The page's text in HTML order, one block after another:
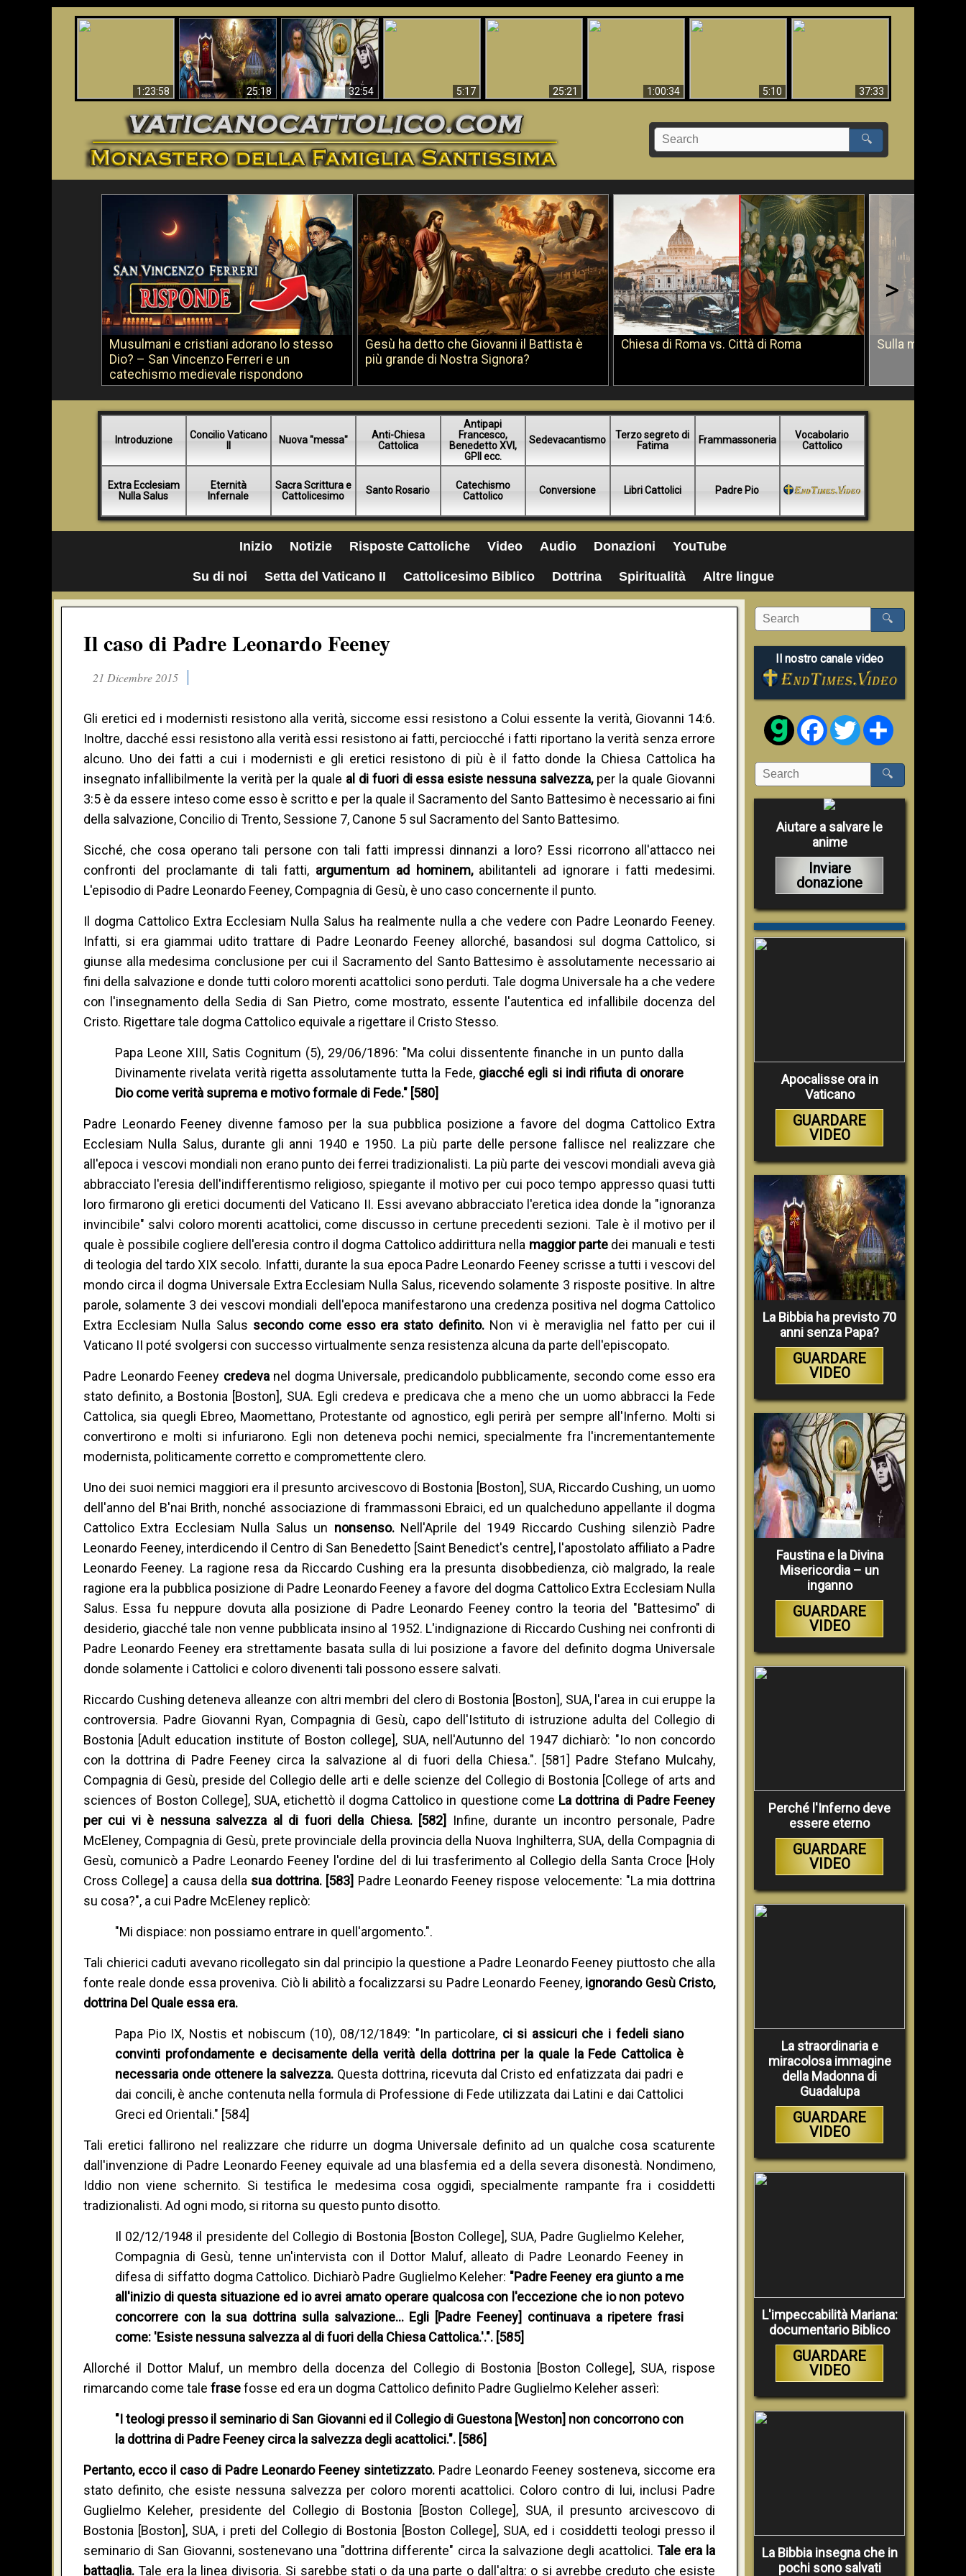
1:23:58 25:18
La Bibbia ha previsto
70 anni senza Papa?
32:54
Faustina e la Divina
Misericordia – un
inganno
5:17
25:21
1:00:34
5:10
37:33
🔍
Musulmani e cristiani adorano lo stesso
Dio? – San Vincenzo Ferreri e un
catechismo medievale rispondono
Gesù ha detto che Giovanni il Battista è
più grande di Nostra Signora?
Chiesa di Roma vs. Città di Roma Sulla morte di
>
Introduzione
Concilio Vaticano
Nuova "messa"
Anti-Chiesa
Cattolica
Antipapi
Francesco,
Benedetto XVI,
GPII ecc.
Sedevacantismo
Terzo segreto di
Fatima
Frammassoneria
Vocabolario
Cattolico
Extra Ecclesiam
Nulla Salus
Eternità
Infernale
Sacra Scrittura e
Cattolicesimo
Santo Rosario
Catechismo
Cattolico
Conversione Libri Cattolici Padre Pio
Inizio Notizie Risposte Cattoliche Video Audio Donazioni YouTube
Su di noi Setta del Vaticano II Cattolicesimo Biblico Dottrina Spiritualità Altre lingue
Il caso di Padre Leonardo Feeney
21 Dicembre 2015
Gli eretici ed i modernisti resistono alla verità, siccome essi resistono a Colui essente la verità, Giovanni 14:6.
Inoltre, dacché essi resistono alla verità essi resistono ai fatti, perciocché i fatti riportano la verità senza errore
alcuno. Uno dei fatti a cui i modernisti e gli eretici resistono di più è il fatto donde la Chiesa Cattolica ha
insegnato infallibilmente la verità per la quale al di fuori di essa esiste nessuna salvezza,per la quale Giovanni
3:5 è da essere inteso come esso è scritto e per la quale il Sacramento del Santo Battesimo è necessario ai fini
della salvazione, Concilio di Trento, Sessione 7, Canone 5 sul Sacramento del Santo Battesimo.
Sicché, che cosa operano tali persone con tali fatti impressi dinnanzi a loro? Essi ricorrono all'attacco nei
confronti del proclamante di tali fatti, argumentum ad hominem, abilitanteli ad ignorare i fatti medesimi.
L'episodio di Padre Leonardo Feeney, Compagnia di Gesù, è uno caso concernente il punto.
Il dogma Cattolico Extra Ecclesiam Nulla Salus ha realmente nulla a che vedere con Padre Leonardo Feeney.
Infatti, si era giammai udito trattare di Padre Leonardo Feeney allorché, basandosi sul dogma Cattolico, si
giunse alla medesima conclusione per cui il Sacramento del Santo Battesimo è assolutamente necessario ai
fini della salvazione e donde tutti coloro morenti acattolici sono perduti. Tale dogma Universale ha a che vedere
con l'insegnamento della Sedia di San Pietro, come mostrato, essente l'autentica ed infallibile docenza del
Cristo. Rigettare tale dogma Cattolico equivale a rigettare il Cristo Stesso.
Papa Leone XIII, Satis Cognitum (5), 29/06/1896: "Ma colui dissentente finanche in un punto dalla
Divinamente rivelata verità rigetta assolutamente tutta la Fede, giacché egli si indi rifiuta di onorare
Dio come verità suprema e motivo formale di Fede." [580]
Padre Leonardo Feeney divenne famoso per la sua pubblica posizione a favore del dogma Cattolico Extra
Ecclesiam Nulla Salus, durante gli anni 1940 e 1950. La più parte delle persone fallisce nel realizzare che
all'epoca i vescovi mondiali non erano punto dei ferrei tradizionalisti. La più parte dei vescovi mondiali aveva già
abbracciato l'eresia dell'indifferentismo religioso, spiegante il motivo per cui poco tempo appresso quasi tutti
loro firmarono gli eretici documenti del Vaticano II. Essi avevano abbracciato l'eretica idea donde la "ignoranza
invincibile" salvi coloro morenti acattolici, come discusso in certune precedenti sezioni. Tale è il motivo per il
quale è possibile cogliere dell'eresia contro il dogma Cattolico addirittura nella maggior parte dei manuali e testi
di teologia del tardo XIX secolo. Infatti, durante la sua epoca Padre Leonardo Feeney scrisse a tutti i vescovi del
mondo circa il dogma Universale Extra Ecclesiam Nulla Salus, ricevendo solamente 3 risposte positive. In altre
parole, solamente 3 dei vescovi mondiali dell'epoca manifestarono una credenza positiva nel dogma Cattolico
Extra Ecclesiam Nulla Salus secondo come esso era stato definito. Non vi è meraviglia nel fatto per cui il
Vaticano II poté svolgersi con successo virtualmente senza resistenza alcuna da parte dell'episcopato.
Padre Leonardo Feeney credeva nel dogma Universale, predicandolo pubblicamente, secondo come esso era
stato definito, a Bostonia [Boston], SUA. Egli credeva e predicava che a meno che un uomo abbracci la Fede
Cattolica, sia quegli Ebreo, Maomettano, Protestante od agnostico, egli perirà per sempre all'Inferno. Molti si
convertirono e molti si infuriarono. Egli non deteneva pochi nemici, specialmente fra l'incrementantemente
modernista, politicamente corretto e compromettente clero.
Uno dei suoi nemici maggiori era il presunto arcivescovo di Bostonia [Boston], SUA, Riccardo Cushing, un uomo
dell'anno del B'nai Brith, nonché associazione di frammassoni Ebraici, ed un qualcheduno appellante il dogma
Cattolico Extra Ecclesiam Nulla Salus un nonsenso. Nell'Aprile del 1949 Riccardo Cushing silenziò Padre
Leonardo Feeney, interdicendo il Centro di San Benedetto [Saint Benedict's centre], l'apostolato affiliato a Padre
Leonardo Feeney. La ragione resa da Riccardo Cushing era la presunta disobbedienza, ciò malgrado, la reale
ragione era la pubblica posizione di Padre Leonardo Feeney a favore del dogma Cattolico Extra Ecclesiam Nulla
Salus. Essa fu neppure dovuta alla posizione di Padre Leonardo Feeney contro la teoria del "Battesimo" di
desiderio, giacché tale non venne pubblicata insino al 1952. L'indignazione di Riccardo Cushing nei confronti di
Padre Leonardo Feeney era strettamente basata sulla di lui posizione a favore del definito dogma Universale
donde solamente i Cattolici e coloro divenenti tali possono essere salvati.
Riccardo Cushing deteneva alleanze con altri membri del clero di Bostonia [Boston], SUA, l'area in cui eruppe la
controversia. Padre Giovanni Ryan, Compagnia di Gesù, capo dell'Istituto di istruzione adulta del Collegio di
Bostonia [Adult education institute of Boston college], SUA, nell'Autunno del 1947 dichiarò: "Io non concordo
con la dottrina di Padre Feeney circa la salvazione al di fuori della Chiesa.". [581] Padre Stefano Mulcahy,
Compagnia di Gesù, preside del Collegio delle arti e delle scienze del Collegio di Bostonia [College of arts and
sciences of Boston College], SUA, etichettò il dogma Cattolico in questione come La dottrina di Padre Feeney
per cui vi è nessuna salvezza al di fuori della Chiesa. [582]
Infine, durante un incontro personale, Padre
McEleney, Compagnia di Gesù, prete provinciale della provincia della Nuova Inghilterra, SUA, della Compagnia di
Gesù, comunicò a Padre Leonardo Feeney l'ordine del di lui trasferimento al Collegio della Santa Croce [Holy
Cross College] a causa della sua dottrina. [583] Padre Leonardo Feeney rispose velocemente: "La mia dottrina
su cosa?", a cui Padre McEleney replicò:
"Mi dispiace: non possiamo entrare in quell'argomento.".
Tali chierici caduti avevano ricollegato sin dal principio la questione a Padre Leonardo Feeney piuttosto che alla
fonte reale donde essa proveniva. Ciò li abilitò a focalizzarsi su Padre Leonardo Feeney, ignorando Gesù Cristo,
dottrina Del Quale essa era.
Papa Pio IX, Nostis et nobiscum (10), 08/12/1849: "In particolare, ci si assicuri che i fedeli siano
convinti profondamente e decisamente della verità della dottrina per la quale la Fede Cattolica è
necessaria onde ottenere la salvezza. Questa dottrina, ricevuta dal Cristo ed enfatizzata dai padri e
dai concili, è anche contenuta nella formula di Professione di Fede utilizzata dai Latini e dai Cattolici
Greci ed Orientali." [584]
Tali eretici fallirono nel realizzare che ridurre un dogma Universale definito ad un qualche cosa scaturente
dall'invenzione di Padre Leonardo Feeney equivale ad una blasfemia ed a della severa disonestà. Nondimeno,
Iddio non viene schernito. Si testifica le medesima cosa oggidì, specialmente rampante fra i cosiddetti
tradizionalisti. Ad ogni modo, si ritorna su questo punto disotto.
Il 02/12/1948 il presidente del Collegio di Bostonia [Boston College], SUA, Padre Guglielmo Keleher,
Compagnia di Gesù, tenne un'intervista con il Dottor Maluf, alleato di Padre Leonardo Feeney in
difesa di siffatto dogma Cattolico. Dichiarò Padre Guglielmo Keleher: "Padre Feeney era giunto a me
all'inizio di questa situazione ed io avrei amato operare qualcosa con l'eccezione che io non potevo
concorrere con la sua dottrina sulla salvazione… Egli [Padre Feeney] continuava a ripetere frasi
come: 'Esiste nessuna salvezza al di fuori della Chiesa Cattolica.'.". [585]
Allorché il Dottor Maluf, un membro della docenza del Collegio di Bostonia [Boston College], SUA, rispose
rimarcando come tale frasefosse ed era un dogma Cattolico definito Padre Guglielmo Keleher asserì:
"I teologi presso il seminario di San Giovanni ed il Collegio di Guestona [Weston] non concorrono con
la dottrina di Padre Feeney circa la salvezza degli acattolici.". [586]
Pertanto, ecco il caso di Padre Leonardo Feeney sintetizzato. Padre Leonardo Feeney sosteneva, siccome era
stato definito, che esiste nessuna salvezza per coloro morenti acattolici. Coloro contro di lui, inclusi Padre
Guglielmo Keleher, presidente del Collegio di Bostonia [Boston College], SUA, il presunto arcivescovo di
Bostonia [Boston], SUA, i preti del Collegio di Bostonia [Boston College], SUA, ed i cosiddetti teologi presso il
seminario di San Giovanni, sostenevano una "dottrina differente" circa la salvazione degli acattolici. Tale era la
battaglia.Tale era la linea divisoria. Si sarebbe stati o da una parte o dall'altra: o si avrebbe creduto che esiste
🔍
Il nostro canale video
FacebookTwitter
🔍
Aiutare a salvare le
anime
Inviare
donazione
Apocalisse ora in
Vaticano
GUARDARE
VIDEO
La Bibbia ha previsto 70
anni senza Papa?
GUARDARE
VIDEO
Faustina e la Divina
Misericordia – un
inganno
GUARDARE
VIDEO
Perché l'Inferno deve
essere eterno
GUARDARE
VIDEO
La straordinaria e
miracolosa immagine
della Madonna di
Guadalupa
GUARDARE
VIDEO
L'impeccabilità Mariana:
documentario Biblico
GUARDARE
VIDEO
La Bibbia insegna che in
pochi sono salvati